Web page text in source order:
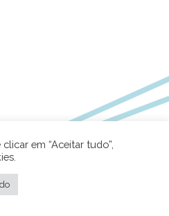
em “Aceitar tudo”,